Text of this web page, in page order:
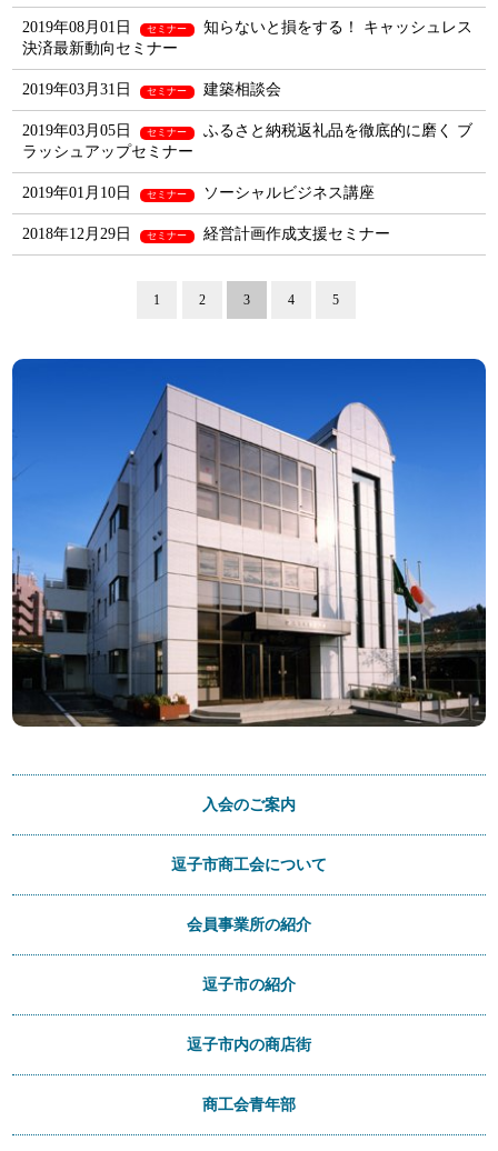
2019年08月01日 セミナー
知らないと損をする！ キャッシュレス
決済最新動向セミナー
2019年03月31日 セミナー 建築相談会
2019年03月05日 セミナー
ふるさと納税返礼品を徹底的に磨く ブ
ラッシュアップセミナー
2019年01月10日 セミナー ソーシャルビジネス講座
2018年12月29日 セミナー 経営計画作成支援セミナー
1 2 3 4 5
入会のご案内
逗子市商工会について
会員事業所の紹介
逗子市の紹介
逗子市内の商店街
商工会青年部